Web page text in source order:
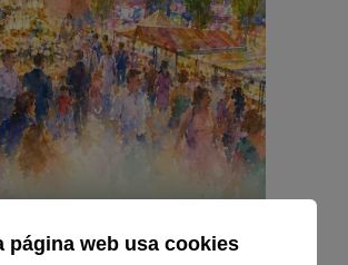
página web usa cookies